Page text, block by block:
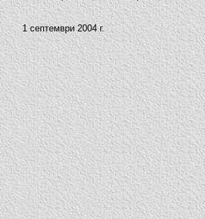
1 септември 2004 г.